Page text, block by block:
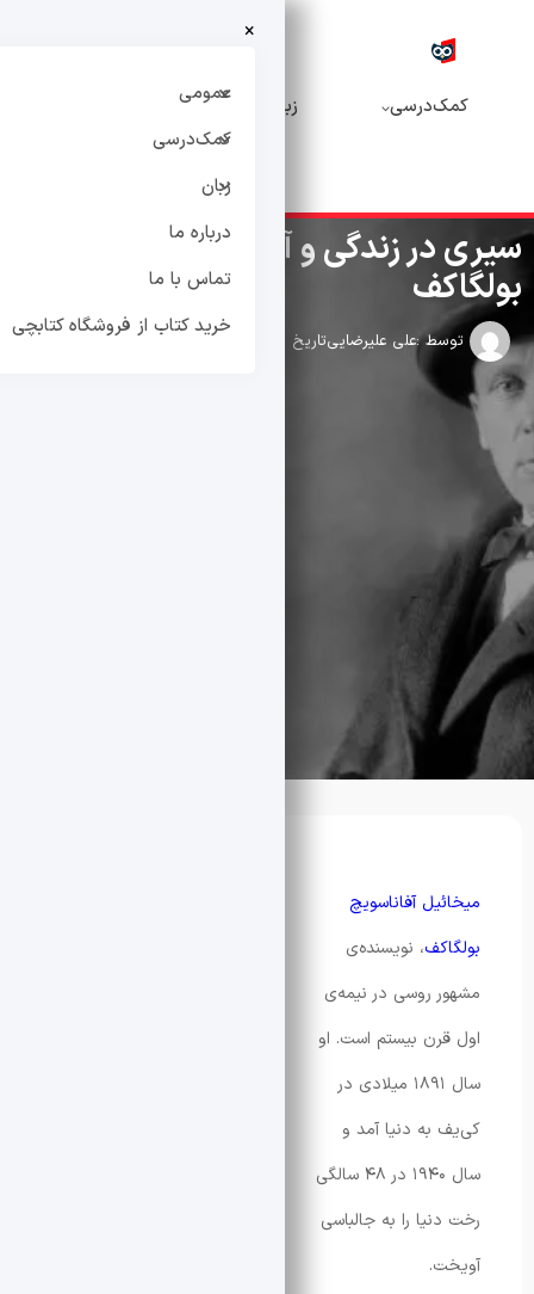
زبان
درباره
درباره ما
خرید کتاب از فروشگاه کتابچی
زندگی و آثار میخائیل
: علی علیرضاییتاریخ انتشار : آذر 30, 1399
آفاناسویچ
، نویسنده‌ی
روسی در نیمه‌ی
بیستم است. او
سال ۱۸۹۱ میلادی در
دنیا آمد و
سال ۱۹۴۰ در ۴۸ سالگی
را به جالباسی